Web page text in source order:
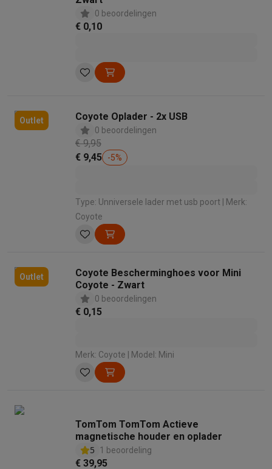
0 beoordelingen
€ 0,10
Outlet Coyote Oplader - 2x USB
0 beoordelingen
€ 9,95
€ 9,45
-5%
Type: Unniversele lader met usb poort | Merk:
Coyote
Outlet
Coyote Bescherminghoes voor Mini
Coyote - Zwart
0 beoordelingen
€ 0,15
Merk: Coyote | Model: Mini
TomTom TomTom Actieve
magnetische houder en oplader
5
1 beoordeling
€ 39,95